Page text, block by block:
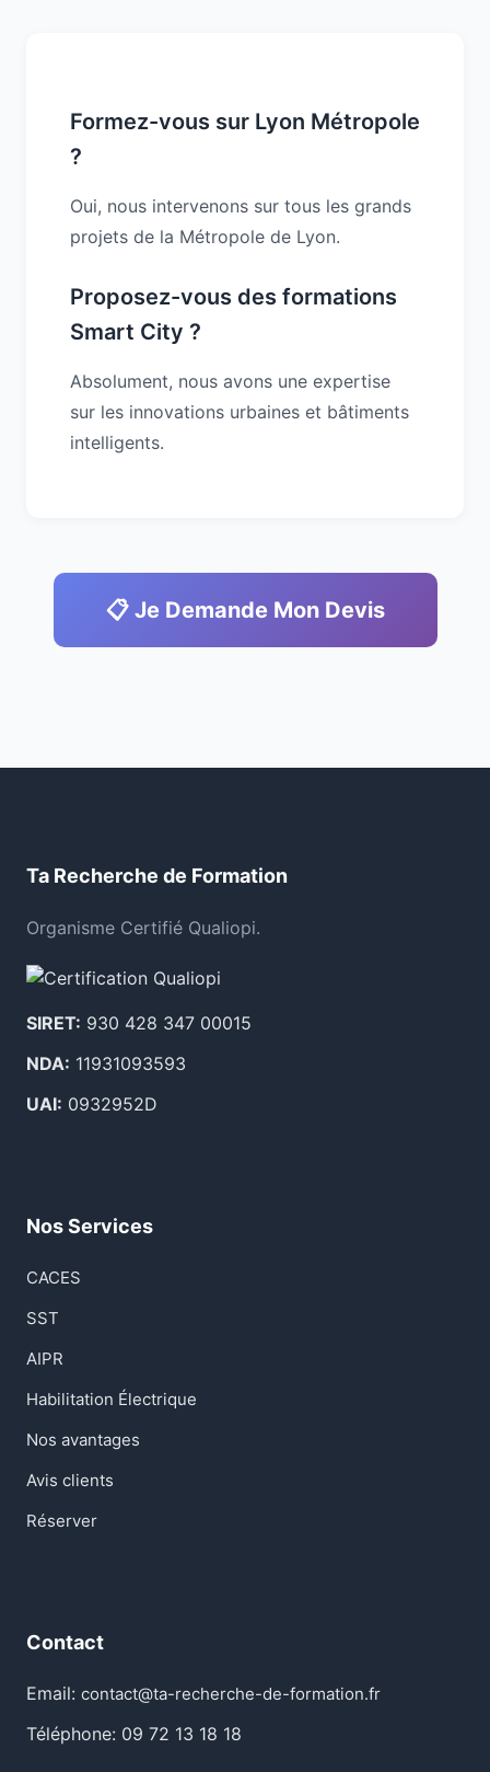
Formez-vous sur Lyon Métropole
?
Oui, nous intervenons sur tous les grands
projets de la Métropole de Lyon.
Proposez-vous des formations
Smart City ?
Absolument, nous avons une expertise
sur les innovations urbaines et bâtiments
intelligents.
📋 Je Demande Mon Devis
Ta Recherche de Formation
Organisme Certifié Qualiopi.
SIRET: 930 428 347 00015
NDA: 11931093593
UAI: 0932952D
Nos Services
CACES
SST
AIPR
Habilitation Électrique
Nos avantages
Avis clients
Réserver
Contact
Email: contact@ta-recherche-de-formation.fr
Téléphone: 09 72 13 18 18